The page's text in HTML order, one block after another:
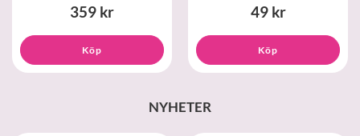
359 kr
Köp
49 kr
Köp
NYHETER